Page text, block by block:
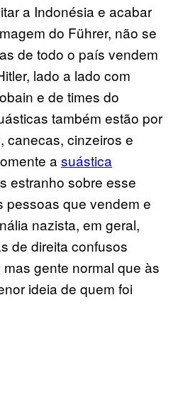
a Indonésia e acabar
do Führer, não se
de todo o país vendem
lado a lado com
e de times do
também estão por
canecas, cinzeiros e
a suástica
estranho sobre esse
pessoas que vendem e
nazista, em geral,
de direita confusos
mas gente normal que às
ideia de quem foi